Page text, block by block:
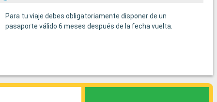
Para tu viaje debes obligatoriamente disponer de un
pasaporte válido 6 meses después de la fecha vuelta.